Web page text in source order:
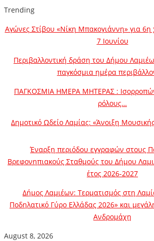
Trending
Αγώνες Στίβου «Νίκη Μπακογιάννη» για 6η
7 Ιουνίου
Περιβαλλοντική δράση του Δήμου
παγκόσμια ημέρα
ΠΑΓΚΟΣΜΙΑ ΗΜΕΡΑ ΜΗΤΕΡΑΣ :
ρόλους…
Δημοτικό Ωδείο Λαμίας: «Άνοιξη
Έναρξη περιόδου εγγραφών στους
Βρεφονηπιακούς Σταθμούς του Δήμου
έτος 2026-2027
Δήμος Λαμιέων: Τερματισμός στη
Ποδηλατικό Γύρο Ελλάδας 2026» και
Ανδρομάχη
August 8, 2026